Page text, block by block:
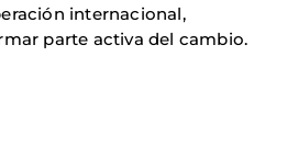
internacional,
parte activa del cambio.